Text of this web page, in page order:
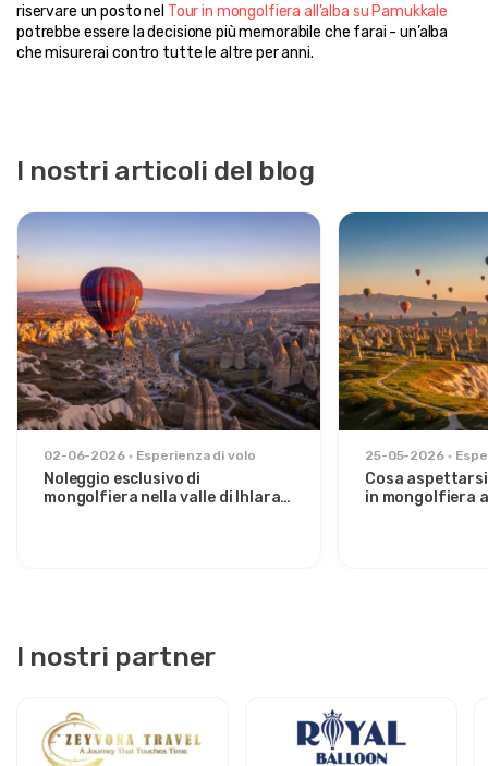
riservare un posto nel Tour in mongolfiera all’alba su Pamukkale
potrebbe essere la decisione più memorabile che farai - un’alba
che misurerai contro tutte le altre per anni.
I nostri articoli del blog
02-06-2026 Esperienza di volo
Noleggio esclusivo di
mongolfiera nella valle di Ihlara:
25-05-2026
Cosa
in mongolfiera
I nostri partner